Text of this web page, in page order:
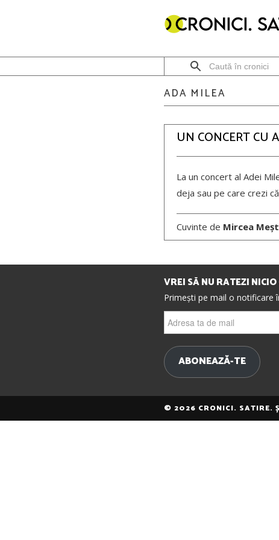
ADA MILEA
UN CONCERT CU
La un concert al Adei
deja sau pe care crezi
Cuvinte de Mircea
VREI SĂ NU RATEZI NICIO
Primești pe mail o notificare
ta
mail
ABONEAZĂ-TE
© 2026 CRONICI. SATIRE.